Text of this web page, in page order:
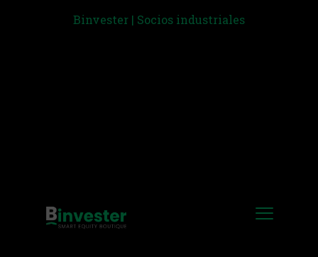
Binvester | Socios industriales